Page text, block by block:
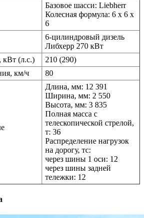
Базовое шасси: Liebherr
Колесная формула: 6 х 6 х
6
6-цилиндровый дизель
Либхерр 270 кВт
кВт (л.с.)
210 (290)
км/ч
80
Длина, мм: 12 391
Ширина, мм: 2 550
Высота, мм: 3 835
Полная масса с
телескопической стрелой,
т: 36
Распределение нагрузок
на дорогу, тс:
через шины 1 оси: 12
через шины задней
тележки: 12